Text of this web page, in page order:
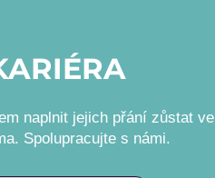
naplnit jejich přání zůstat ve
Spolupracujte s námi.